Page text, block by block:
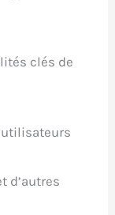
clés de
utilisateurs
d’autres